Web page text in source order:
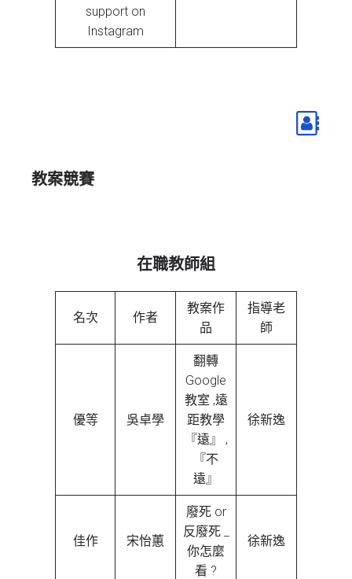
support on
Instagram
教案競賽
在職教師組
名次 作者
教案作
品
指導老
師
優等 吳卓學
翻轉
Google
教室 ,遠
距教學
『遠』 ,
『不
遠』
徐新逸
佳作 宋怡蕙
廢死 or
反廢死 _
你怎麼
看 ?
徐新逸